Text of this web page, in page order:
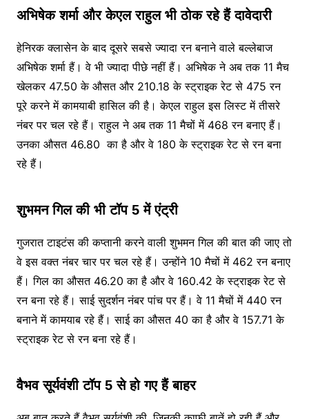
अभिषेक शर्मा और केएल राहुल भी ठोक रहे हैं दावेदारी
हेनिरक क्लासेन के बाद दूसरे सबसे ज्यादा रन बनाने वाले बल्लेबाज
अभिषेक शर्मा हैं। वे भी ज्यादा पीछे नहीं हैं। अभिषेक ने अब तक 11 मैच
खेलकर 47.50 के औसत और 210.18 के स्ट्राइक रेट से 475 रन
पूरे करने में कामयाबी हासिल की है। केएल राहुल इस लिस्ट में तीसरे
नंबर पर चल रहे हैं। राहुल ने अब तक 11 मैचों में 468 रन बनाए हैं।
उनका औसत 46.80 का है और वे 180 के स्ट्राइक रेट से रन बना
रहे हैं।
शुभम​न गिल की भी टॉप 5 में एंट्री
गुजरात टाइटंस की कप्तानी करने वाली शुभमन गिल की बात की जाए तो
वे इस वक्त नंबर चार पर चल रहे हैं। उन्होंने 10 मैचों में 462 रन बनाए
हैं। गिल का औसत 46.20 का है और वे 160.42 के स्ट्राइक रेट से
रन बना रहे हैं। साई सुदर्शन नंबर पांच पर हैं। वे 11 मैचों में 440 रन
बनाने में कामयाब रहे हैं। साई का औसत 40 का है और वे 157.71 के
स्ट्राइक रेट से रन बना रहे हैं।
वैभव सूर्यवंशी टॉप 5 से हो गए हैं बाहर